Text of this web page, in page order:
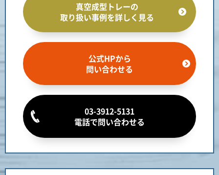
真空成型トレーの
取り扱い事例を詳しく見る
公式HPから
問い合わせる
03-3912-5131
電話で問い合わせる